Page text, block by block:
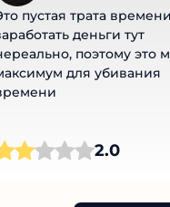
пустая трата времени,
деньги тут
поэтому это
для убивания
2.0